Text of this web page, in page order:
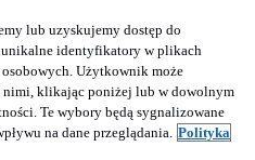
lub uzyskujemy dostęp do
identyfikatory w plikach
Użytkownik może
nimi, klikając poniżej lub w dowolnym
Te wybory będą sygnalizowane
na dane przeglądania. Polityka